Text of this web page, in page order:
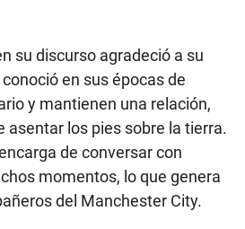
su discurso agradeció a su
en sus épocas de
y mantienen una relación,
asentar los pies sobre la tierra.
de conversar con
momentos, lo que genera
del Manchester City.